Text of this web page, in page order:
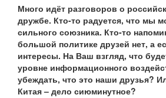
Много идёт разговоров о
дружбе. Кто-то радуется, что мы
сильного союзника. Кто-то
большой политике друзей нет, а
интересы. На Ваш взгляд, что
уровне информационного
убеждать, что это наши друзья?
Китая – дело сиюминутное?